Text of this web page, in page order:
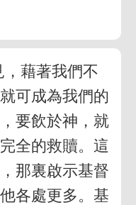
，藉著我們不
可成為我們的
要飲於神，就
全的救贖。這
那裏啟示基督
各處更多。基